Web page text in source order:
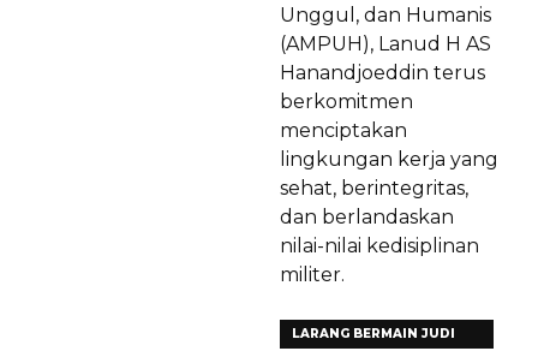
Unggul, dan Humanis
(AMPUH), Lanud H AS
Hanandjoeddin terus
berkomitmen
menciptakan
lingkungan kerja yang
sehat, berintegritas,
dan berlandaskan
nilai-nilai kedisiplinan
militer.
LARANG BERMAIN JUDI